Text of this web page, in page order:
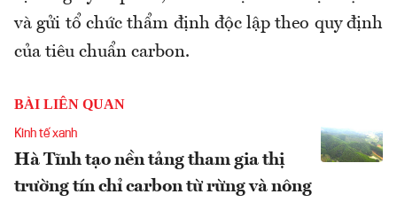
và gửi tổ chức thẩm định độc lập theo quy định
của tiêu chuẩn carbon.
BÀI LIÊN QUAN
Kinh tế xanh
Hà Tĩnh tạo nền tảng tham gia thị
trường tín chỉ carbon từ rừng và nông